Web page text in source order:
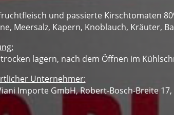
und passierte Kirschtomaten
Meersalz, Kapern, Knoblauch, Kräuter,
lagern, nach dem Öffnen im
Unternehmer:
Importe GmbH, Robert-Bosch-Breite